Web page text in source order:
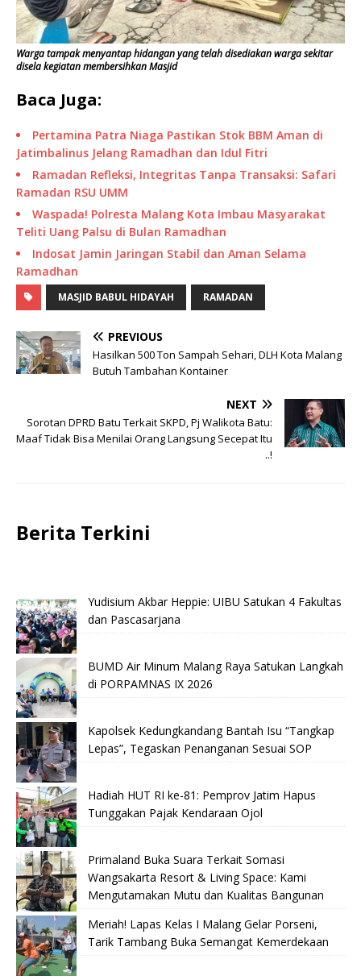
Warga tampak menyantap hidangan yang telah disediakan warga sekitar
disela kegiatan membersihkan Masjid
Baca Juga:
Pertamina Patra Niaga Pastikan Stok BBM Aman di
Jatimbalinus Jelang Ramadhan dan Idul Fitri
Ramadan Refleksi, Integritas Tanpa Transaksi: Safari
Ramadan RSU UMM
Waspada! Polresta Malang Kota Imbau Masyarakat
Teliti Uang Palsu di Bulan Ramadhan
Indosat Jamin Jaringan Stabil dan Aman Selama
Ramadhan
MASJID BABUL HIDAYAH RAMADAN
PREVIOUS
Hasilkan 500 Ton Sampah Sehari, DLH Kota Malang
Butuh Tambahan Kontainer
NEXT
Sorotan DPRD Batu Terkait SKPD, Pj Walikota Batu:
Maaf Tidak Bisa Menilai Orang Langsung Secepat Itu
..!
Berita Terkini
Yudisium Akbar Heppie: UIBU Satukan 4 Fakultas
dan Pascasarjana
BUMD Air Minum Malang Raya Satukan Langkah
di PORPAMNAS IX 2026
Kapolsek Kedungkandang Bantah Isu “Tangkap
Lepas”, Tegaskan Penanganan Sesuai SOP
Hadiah HUT RI ke-81: Pemprov Jatim Hapus
Tunggakan Pajak Kendaraan Ojol
Primaland Buka Suara Terkait Somasi
Wangsakarta Resort & Living Space: Kami
Mengutamakan Mutu dan Kualitas Bangunan
Meriah! Lapas Kelas I Malang Gelar Porseni,
Tarik Tambang Buka Semangat Kemerdekaan